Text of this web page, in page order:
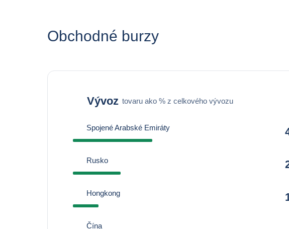
Obchodné burzy
Vývoz tovaru ako % z celkového vývozu
Spojené Arabské Emiráty
Rusko
Hongkong
Čína